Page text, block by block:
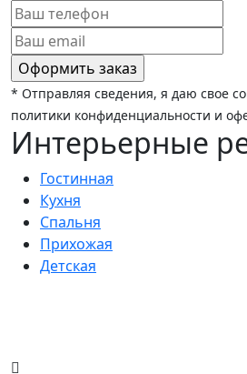
* Отправляя сведения, я даю свое
политики конфиденциальности и
Интерьерные
Гостинная
Кухня
Спальня
Прихожая
Детская